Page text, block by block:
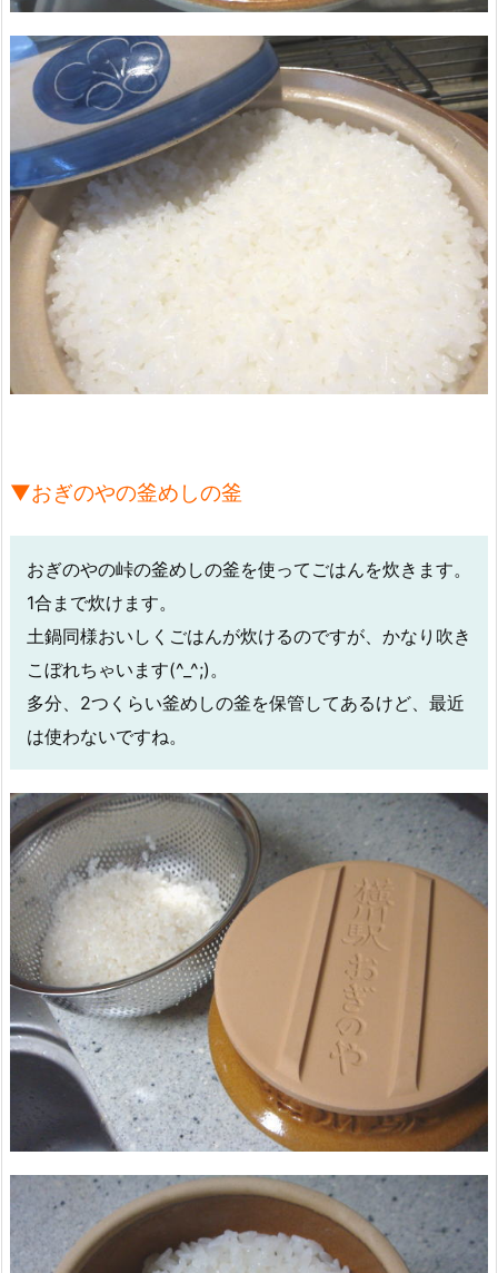
▼おぎのやの釜めしの釜
おぎのやの峠の釜めしの釜を使ってごはんを炊きます。
1合まで炊けます。
土鍋同様おいしくごはんが炊けるのですが、かなり吹き
こぼれちゃいます(^_^;)。
多分、2つくらい釜めしの釜を保管してあるけど、最近
は使わないですね。